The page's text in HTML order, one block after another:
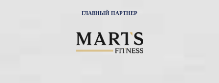
ГЛАВНЫЙ ПАРТНЕР